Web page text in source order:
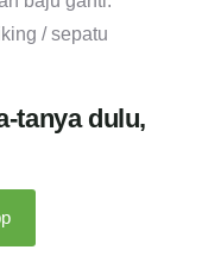
/ sepatu
tanya dulu,